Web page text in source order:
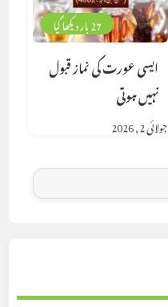
27 بار دیکھا گیا
ایسی عورت کی نماز قبول
نہیں ہوتی
جولائی 2, 2026